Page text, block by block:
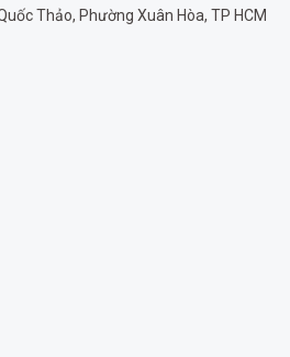
Thảo, Phường Xuân Hòa, TP HCM